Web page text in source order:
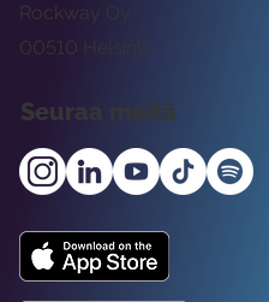
Rockway Oy
00510 Helsinki
Seuraa meitä